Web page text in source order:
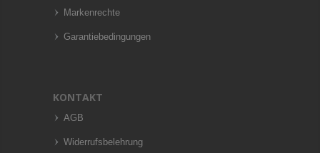
Markenrechte
Garantiebedingungen
KONTAKT
AGB
Widerrufsbelehrung